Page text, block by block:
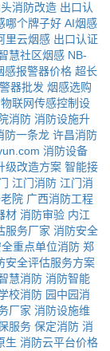
消防改造 出口认
哪个牌子好 AI烟感
里云烟感 出口认证
慧社区烟感 NB-
感报警器价格 超长
器批发 烟感选购
联网传感控制设
消防 消防设施升
防一条龙 许昌消防
消防设备
级改造方案 智能接
江门消防 江门消
院 广西消防工程
材 消防审验 内江
服务厂家 消防安全
重点单位消防 郑
安全评估服务方案
慧消防 消防智能
校消防 园中园消
厂家 消防设施维
服务 保定消防 消
生 消防云平台价格